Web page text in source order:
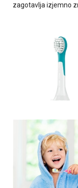
zagotavlja izjemno